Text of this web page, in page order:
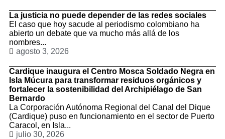
La justicia no puede depender de las redes sociales
El caso que hoy sacude al periodismo colombiano ha
abierto un debate que va mucho más allá de los
nombres...
agosto 3, 2026
Cardique inaugura el Centro Mosca Soldado Negra en
Isla Múcura para transformar residuos orgánicos y
fortalecer la sostenibilidad del Archipiélago de San
Bernardo
La Corporación Autónoma Regional del Canal del Dique
(Cardique) puso en funcionamiento en el sector de Puerto
Caracol, en Isla...
julio 30, 2026